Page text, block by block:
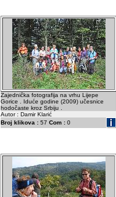
Zajednička fotografija na vrhu Lijepe
Gorice . Iduće godine (2009) učesnice
hodočaste kroz Srbiju .
Autor : Damir Klarić
Broj klikova : 57 Com : 0